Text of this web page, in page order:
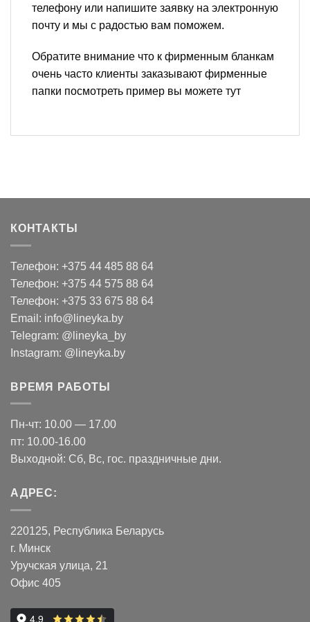
телефону или напишите заявку на электронную
почту и мы с радостью вам поможем.
Обратите внимание что к фирменным бланкам
очень часто клиенты заказывают фирменные
папки посмотреть пример вы можете тут
КОНТАКТЫ
Телефон: +375 44 485 88 64
Телефон: +375 44 575 88 64
Телефон: +375 33 675 88 64
Email: info@lineyka.by
Telegram: @lineyka_by
Instagram: @lineyka.by
ВРЕМЯ РАБОТЫ
Пн-чт: 10.00 — 17.00
пт: 10.00-16.00
Выходной: Сб, Вс, гос. праздничные дни.
АДРЕС:
220125, Республика Беларусь
г. Минск
Уручская улица, 21
Офис 405